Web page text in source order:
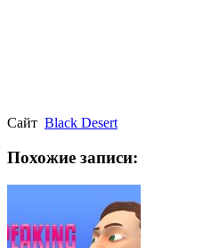
Сайт Black Desert
Похожие записи: